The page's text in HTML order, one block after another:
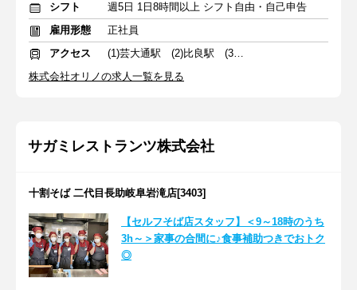
シフト
週5日 1日8時間以上 シフト自由・自己申告
雇用形態
正社員
アクセス
(1)芸大通駅 (2)比良駅 (3)岐南駅
株式会社オリノの求人一覧を見る
サガミレストランツ株式会社
十割そば 二代目長助岐阜岩滝店[3403]
【セルフそば店スタッフ】＜9～18時のうち
3h～＞家事の合間に♪食事補助つきでおトク
◎